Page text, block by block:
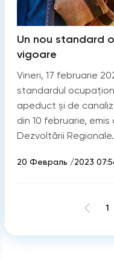
Un nou standard
vigoare
Vineri, 17 februarie
standardul
apeduct și de
din 10 februarie,
Dezvoltării Regionale.
20 Февраль /2023
1